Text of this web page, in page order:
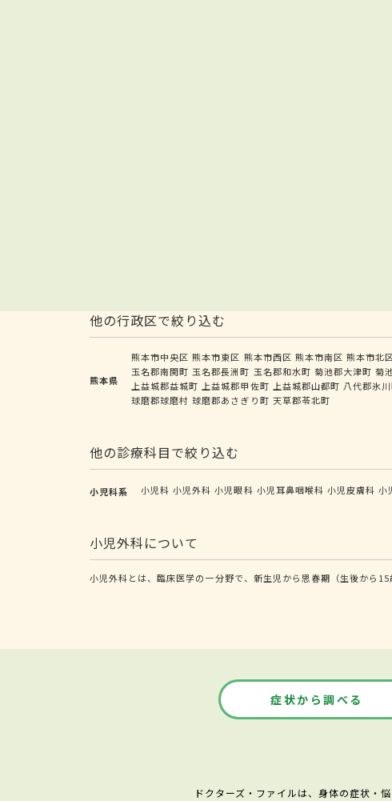
他の行政区で絞り込む
熊本県
熊本市中央区 熊本市東区 熊本市西区 熊本市南区 熊本市北
玉名郡南関町 玉名郡長洲町 玉名郡和水町 菊池郡大津町 菊
上益城郡益城町 上益城郡甲佐町 上益城郡山都町 八代郡氷
球磨郡球磨村 球磨郡あさぎり町 天草郡苓北町
他の診療科目で絞り込む
小児科系 小児科 小児外科 小児眼科 小児耳鼻咽喉科 小児皮膚科 小
小児外科について
小児外科とは、臨床医学の一分野で、新生児から思春期（生後から
症状から調べる
ドクターズ・ファイルは、身体の症状・